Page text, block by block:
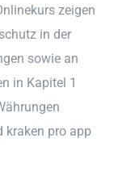
zeigen
in der
sowie an
in Kapitel 1
kraken pro app